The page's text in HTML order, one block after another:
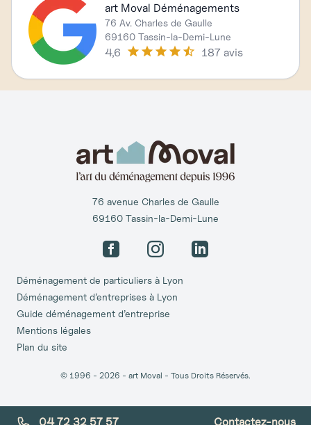
art Moval Déménagements
76 Av. Charles de Gaulle
69160 Tassin-la-Demi-Lune
4,6 187 avis
76 avenue Charles de Gaulle
69160 Tassin-la-Demi-Lune
FacebookInstagramLinkedIn
Déménagement de particuliers à Lyon
Déménagement d’entreprises à Lyon
Guide déménagement d’entreprise
Mentions légales
Plan du site
© 1996 - 2026 - art Moval - Tous Droits Réservés.
04 72 32 57 57 Contactez-nous